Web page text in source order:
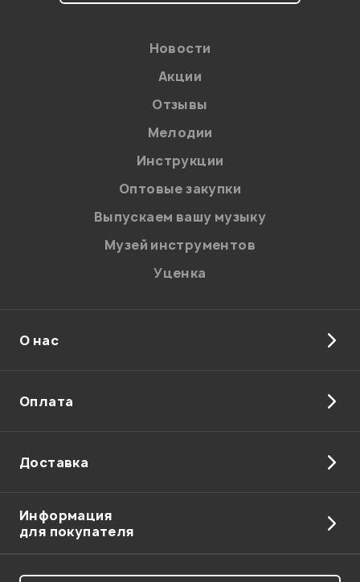
на обработку персональных данных в
Политикой в отношении обработки
персональных данных.
Введите проверочное число:
Отправить
Новости
Акции
Отзывы
Мелодии
Инструкции
Оптовые закупки
Выпускаем вашу музыку
Музей инструментов
Уценка
О нас
Оплата
Доставка
Информация
для покупателя